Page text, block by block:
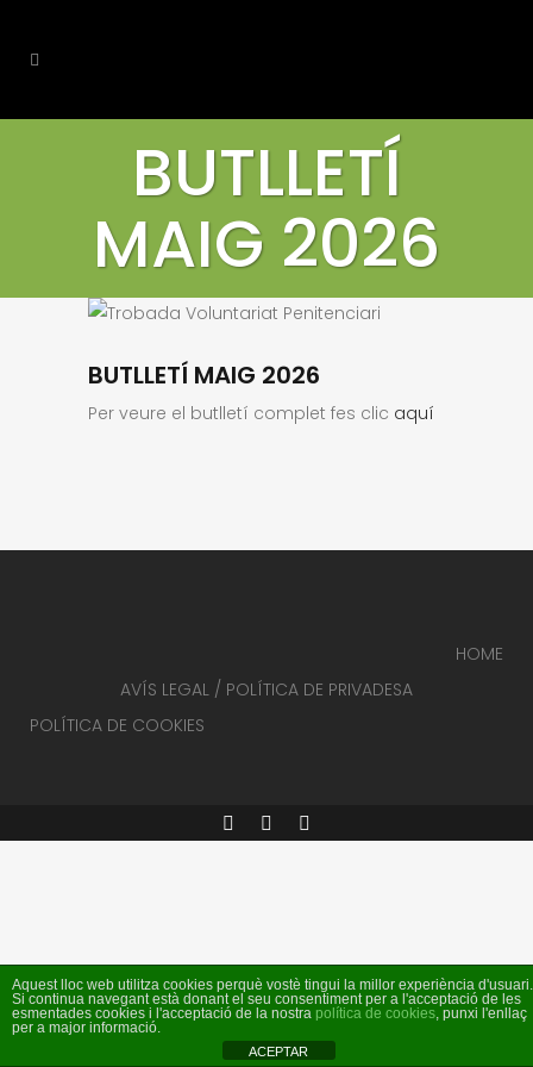
BUTLLETÍ
MAIG 2026
BUTLLETÍ MAIG 2026
Per veure el butlletí complet fes clic aquí
HOME
AVÍS LEGAL / POLÍTICA DE PRIVADESA
POLÍTICA DE COOKIES
Aquest lloc web utilitza cookies perquè vostè tingui la millor experiència d'usuari.
Si continua navegant està donant el seu consentiment per a l'acceptació de les
esmentades cookies i l'acceptació de la nostra política de cookies, punxi l'enllaç
per a major informació.
ACEPTAR